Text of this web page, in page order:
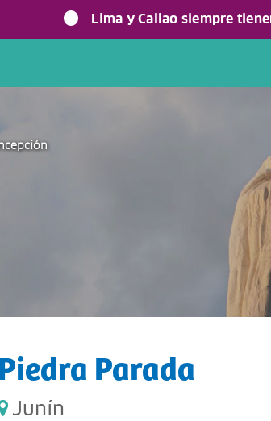
Lima y Callao siempre
Piedra Parada
Junín